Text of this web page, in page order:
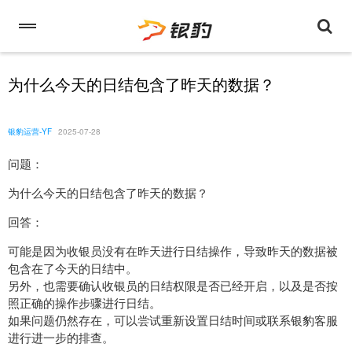
为什么今天的日结包含了昨天的数据？
银豹运营-YF 2025-07-28
问题：
为什么今天的日结包含了昨天的数据？
回答：
可能是因为收银员没有在昨天进行日结操作，导致昨天的数据被
包含在了今天的日结中。
另外，也需要确认收银员的日结权限是否已经开启，以及是否按
照正确的操作步骤进行日结。
如果问题仍然存在，可以尝试重新设置日结时间或联系银豹客服
进行进一步的排查。